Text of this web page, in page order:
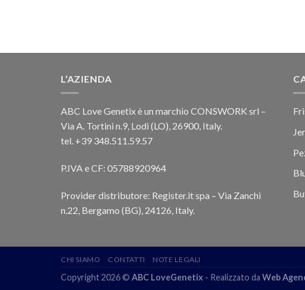
L’AZIENDA
ABC Love Genetix è un marchio CONSWORK srl –
Via A. Tortini n.9, Lodi (LO), 26900, Italy.
tel. +39 348.511.59.57
P.IVA e CF: 05788920964
Provider distributore: Register.it spa – Via Zanchi
n.22, Bergamo (BG), 24126, Italy.
CHI SIAMO CONTATTI NOTE LEGALI
Copyright 2026 © ABC LoveGenetix - Realizzato da Web